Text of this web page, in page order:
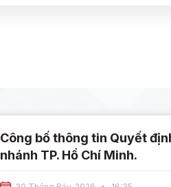
Công bố thông tin Quyết
nhánh TP. Hồ Chí Minh.